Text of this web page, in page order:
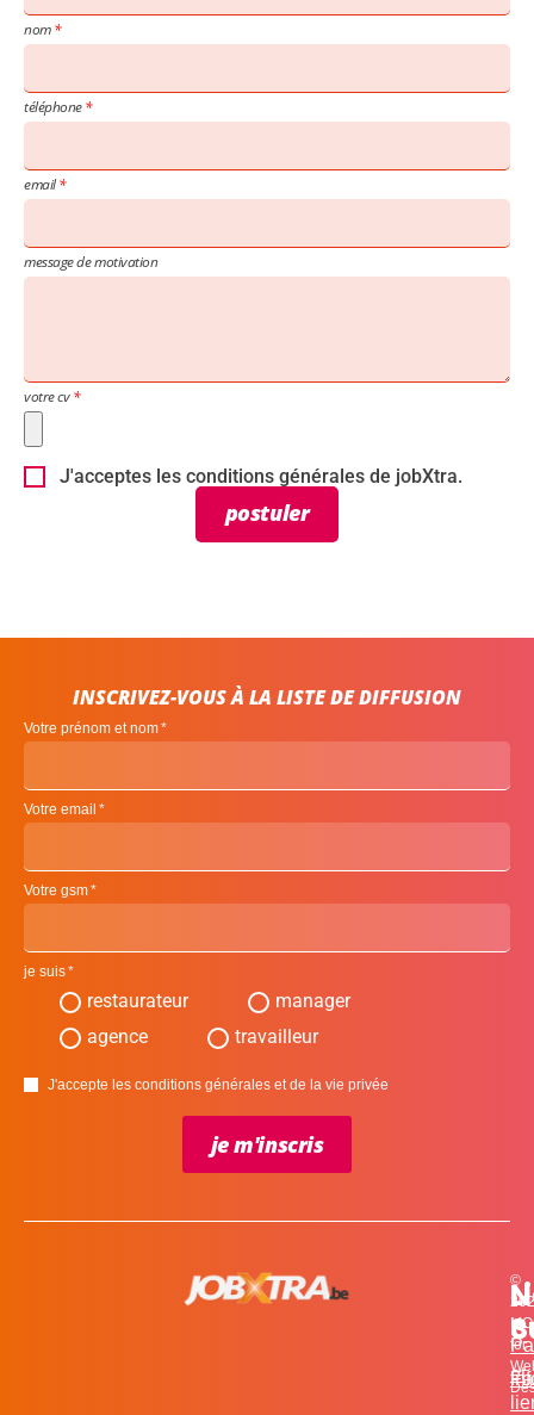
nom
téléphone
email
message de motivation
votre cv
J'acceptes les conditions générales de jobXtra.
postuler
et
©
for
INSCRIVEZ-VOUS À LA LISTE DE DIFFUSION
Votre prénom et nom
Votre email
Votre gsm
je suis
restaurateur
manager
agence
travailleur
J'accepte les conditions générales et de la vie privée
je m'inscris